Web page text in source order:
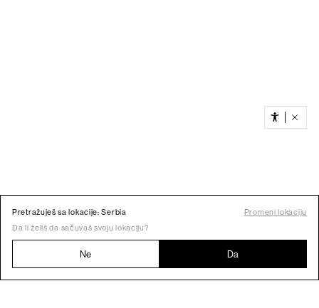
Pretražuješ sa lokacije: Serbia
Promeni lokaciju
Da li želiš da sačuvaš svoju lokaciju?
Ne Da